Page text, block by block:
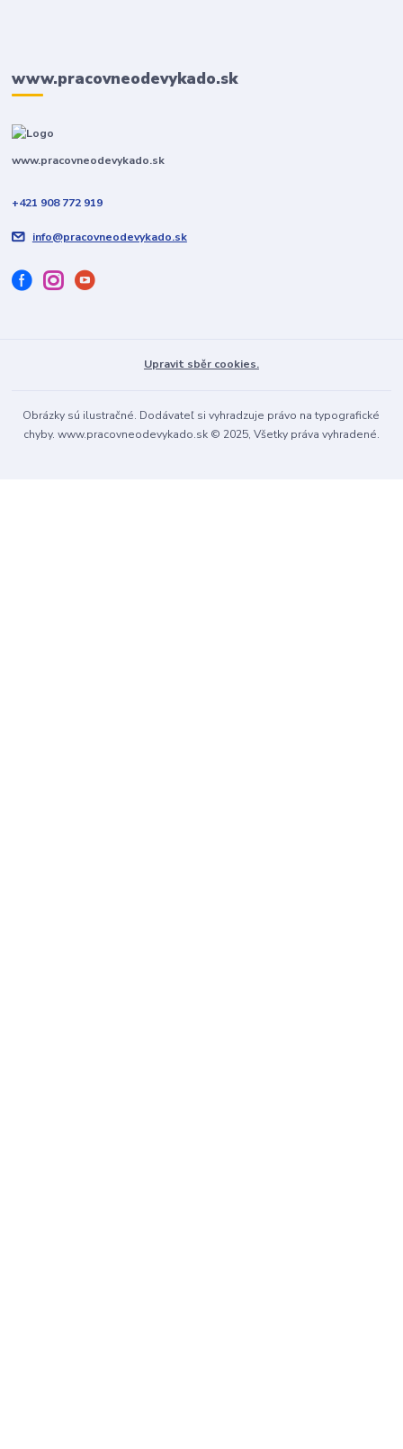
www.pracovneodevykado.sk
www.pracovneodevykado.sk
+421 908 772 919
info@pracovneodevykado.sk
Upravit sběr cookies.
Obrázky sú ilustračné. Dodávateľ si vyhradzuje právo na typografické
chyby. www.pracovneodevykado.sk © 2025, Všetky práva vyhradené.